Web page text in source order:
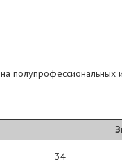
полупрофессиональных
34